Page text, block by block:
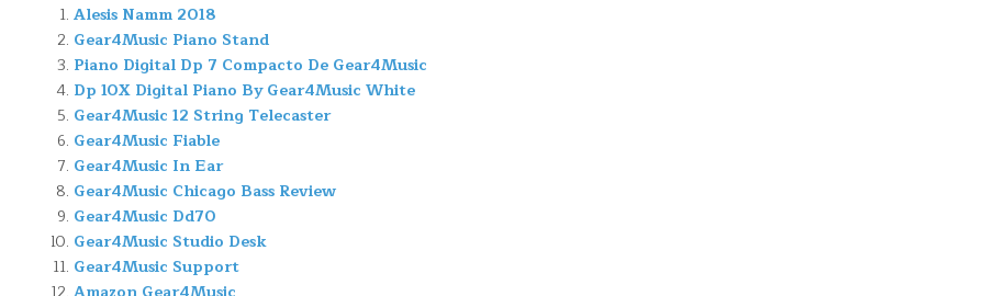
Alesis Namm 2018
Gear4Music Piano Stand
Piano Digital Dp 7 Compacto De Gear4Music
Dp 10X Digital Piano By Gear4Music White
Gear4Music 12 String Telecaster
Gear4Music Fiable
Gear4Music In Ear
Gear4Music Chicago Bass Review
Gear4Music Dd70
Gear4Music Studio Desk
Gear4Music Support